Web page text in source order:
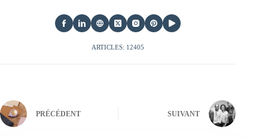
ARTICLES: 12405
PRÉCÉDENT SUIVANT